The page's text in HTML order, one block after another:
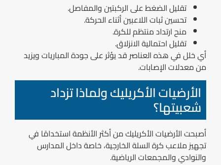
تقليل الضغط على الركبتين والمفاصل.
تحسين ثبات اللاعبين أثناء الحركة.
منح ارتداد منتظم للكرة.
تقليل احتمالية الانزلاق.
أي خلل في هذه العناصر قد يؤثر على جودة المباريات ويزيد
من معدلات الإصابات.
الأرضيات الأكريليك ولماذا تزداد
شعبيتها؟
أصبحت الأرضيات الأكريليك من أكثر الأنظمة استخدامًا في
تجهيز ملاعب كرة السلة الخارجية، خاصة داخل المدارس
والنوادي والمجمعات الرياضية.